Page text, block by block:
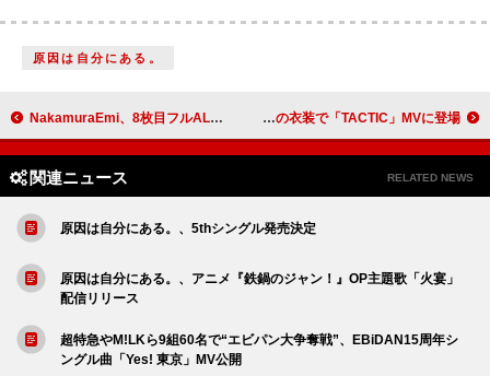
原因は自分にある。
NakamuraEmi、8枚目フルAL『PATCHWORK LIFE』リリース決定 Daoko、ナースや教師の衣装で「TACTIC」MVに登場
関連ニュース RELATED NEWS
原因は自分にある。、5thシングル発売決定
原因は自分にある。、アニメ『鉄鍋のジャン！』OP主題歌「火宴」
配信リリース
超特急やM!LKら9組60名で“エビパン大争奪戦”、EBiDAN15周年シ
ングル曲「Yes! 東京」MV公開